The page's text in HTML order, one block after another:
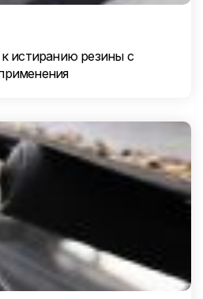
истиранию резины с